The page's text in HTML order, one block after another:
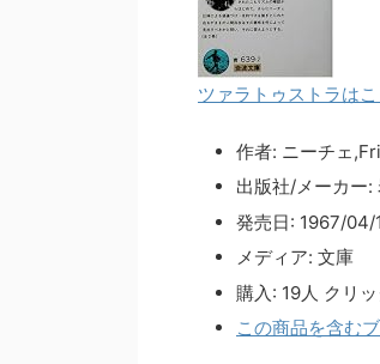
ツァラトゥストラは
作者: ニーチェ
出版社/メーカー:
発売日: 1967/04/
メディア: 文庫
購入 : 19人 クリ
この商品を含む